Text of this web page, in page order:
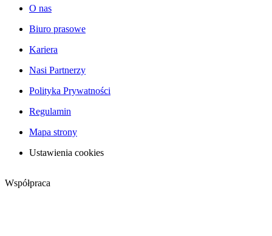
O nas
Biuro prasowe
Kariera
Nasi Partnerzy
Polityka Prywatności
Regulamin
Mapa strony
Ustawienia cookies
Współpraca